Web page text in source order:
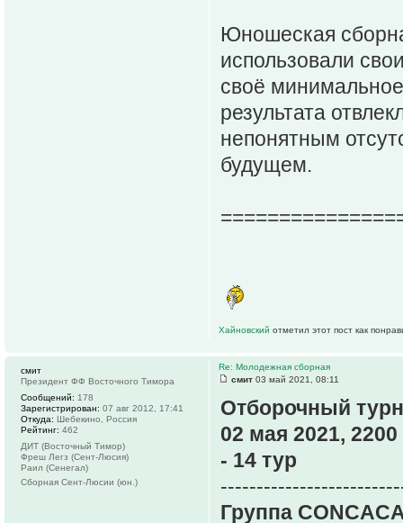
Юношеская
использовали
своё
результата
непонятным
будущем.
Хайновский отметил этот пост как
Re: Молодежная сборная
смит 03 май 2021, 08:11
Отборочный
02 мая 2021,
- 14 тур
Группа
смит
Президент ФФ Восточного Тимора
Сообщений: 178
Зарегистрирован: 07 авг 2012, 17:41
Откуда: Шебекино, Россия
Рейтинг: 462
ДИТ (Восточный Тимор)
Фреш Легз (Сент-Люсия)
Раил (Сенегал)
Сборная Сент-Люсии (юн.)